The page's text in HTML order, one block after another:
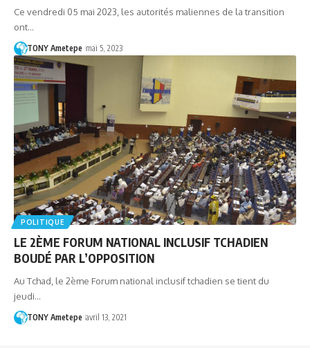
Ce vendredi 05 mai 2023, les autorités maliennes de la transition
ont…
TONY Ametepe mai 5, 2023
POLITIQUE
LE 2ÈME FORUM NATIONAL INCLUSIF TCHADIEN
BOUDÉ PAR L’OPPOSITION
Au Tchad, le 2ème Forum national inclusif tchadien se tient du
jeudi…
TONY Ametepe avril 13, 2021